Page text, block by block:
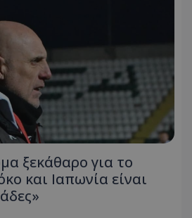
ξεκάθαρο για το
και Ιαπωνία είναι